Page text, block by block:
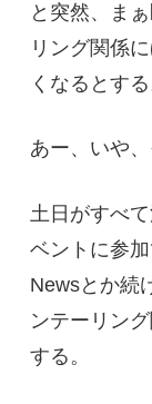
と突然、ま
リング関係
くなるとする
あー、いや、
土日がすべ
ベントに参
Newsとか続
ンテーリン
する。